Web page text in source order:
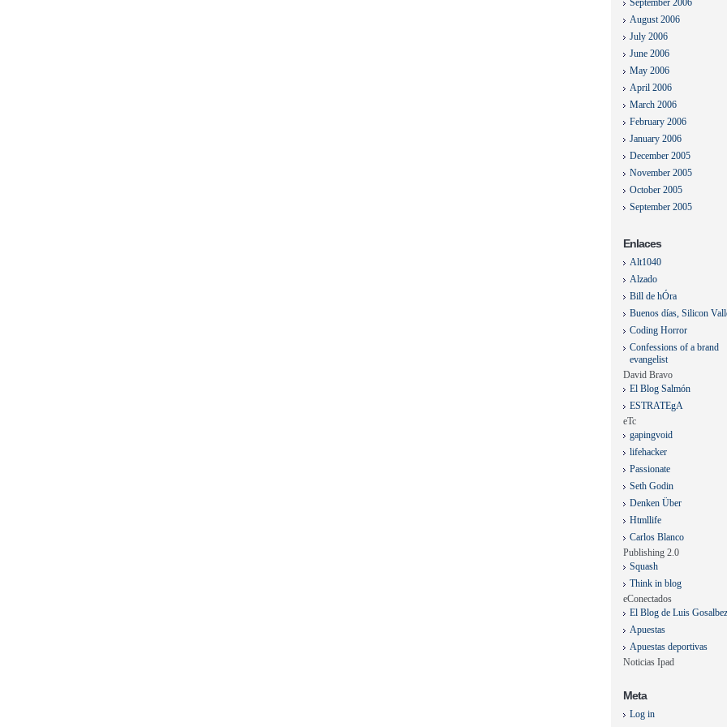
September 2006
August 2006
July 2006
June 2006
May 2006
April 2006
March 2006
February 2006
January 2006
December 2005
November 2005
October 2005
September 2005
Enlaces
Alt1040
Alzado
Bill de hÓra
Buenos días, Silicon
Coding Horror
Confessions of a brand
evangelist
David Bravo
El Blog Salmón
ESTRATEgA
eTc
gapingvoid
lifehacker
Passionate
Seth Godin
Denken Über
Htmllife
Carlos Blanco
Publishing 2.0
Squash
Think in blog
eConectados
El Blog de Luis Gosalbez
Apuestas
Apuestas deportivas
Noticias Ipad
Meta
Log in